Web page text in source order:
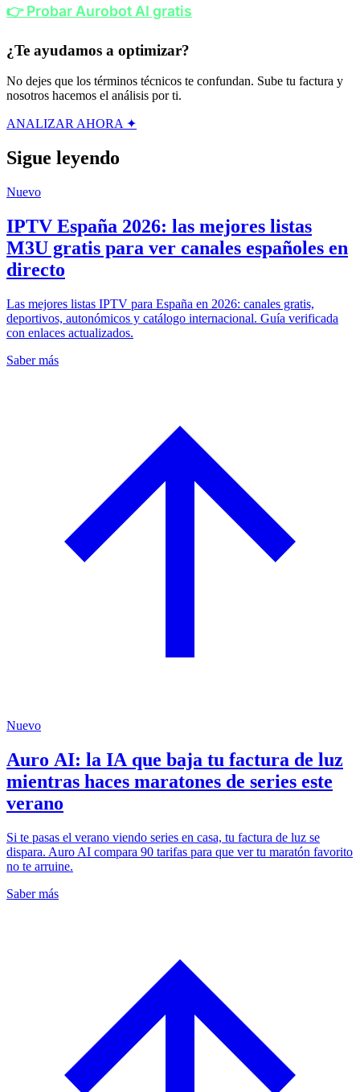
👉 Probar Aurobot AI gratis
¿Te ayudamos a optimizar?
No dejes que los términos técnicos te confundan. Sube tu factura y
nosotros hacemos el análisis por ti.
ANALIZAR AHORA ✦
Sigue leyendo
Nuevo
IPTV España 2026: las mejores listas
M3U gratis para ver canales españoles en
directo
Las mejores listas IPTV para España en 2026: canales gratis,
deportivos, autonómicos y catálogo internacional. Guía verificada
con enlaces actualizados.
Saber más
Nuevo
Auro AI: la IA que baja tu factura de luz
mientras haces maratones de series este
verano
Si te pasas el verano viendo series en casa, tu factura de luz se
dispara. Auro AI compara 90 tarifas para que ver tu maratón favorito
no te arruine.
Saber más